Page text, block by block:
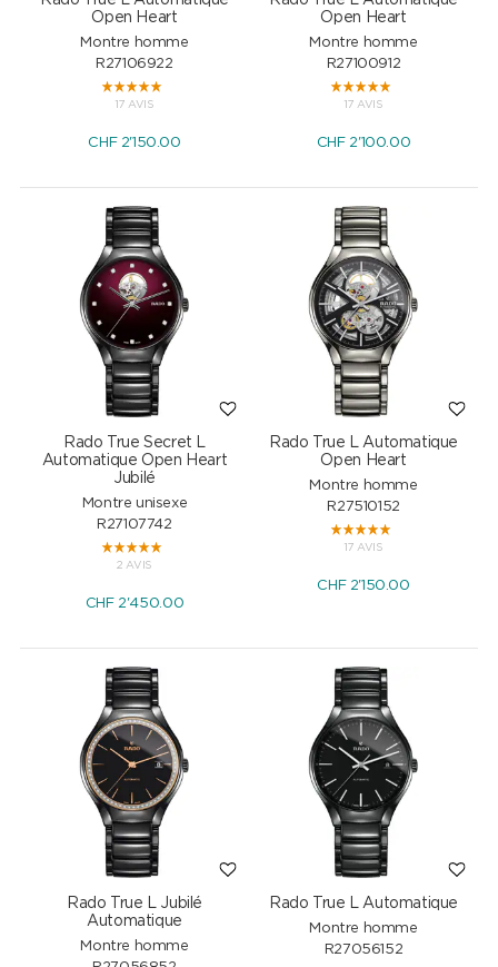
Open Heart
Montre homme
R27106922
17 AVIS
CHF2'150.00
Open Heart
Montre homme
R27100912
17 AVIS
CHF2'100.00
Rado True Secret L
Automatique Open Heart
Jubilé
Montre unisexe
R27107742
2 AVIS
CHF2'450.00
Rado True L Automatique
Open Heart
Montre homme
R27510152
17 AVIS
CHF2'150.00
Rado True L Jubilé
Automatique
Montre homme
Rado True L Automatique
Montre homme
R27056152